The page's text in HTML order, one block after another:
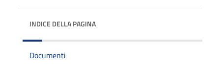
INDICE DELLA PAGINA
Documenti